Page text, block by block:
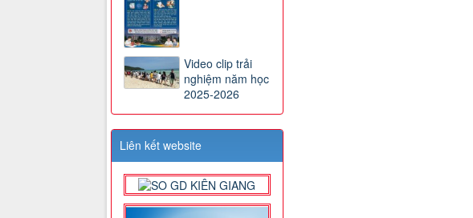
Video clip trải
nghiệm năm học
2025-2026
Liên kết website